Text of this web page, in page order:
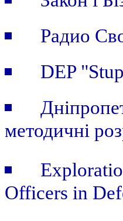
Радио
DEP
методичні
Officers in